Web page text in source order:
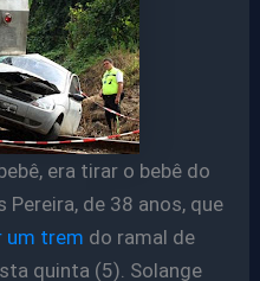
era tirar o bebê do
Pereira, de 38 anos, que
um trem do ramal de
quinta (5). Solange